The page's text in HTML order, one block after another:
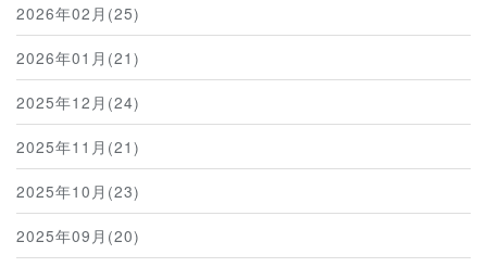
2026年02月(25)
2026年01月(21)
2025年12月(24)
2025年11月(21)
2025年10月(23)
2025年09月(20)